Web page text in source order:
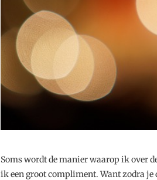
Soms wordt de manier waarop ik over
ik een groot compliment. Want zodra